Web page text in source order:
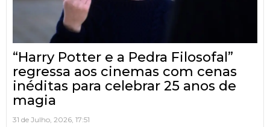
“Harry Potter e a Pedra Filosofal”
regressa aos cinemas com cenas
inéditas para celebrar 25 anos de
magia
31 de Julho, 2026, 17:51